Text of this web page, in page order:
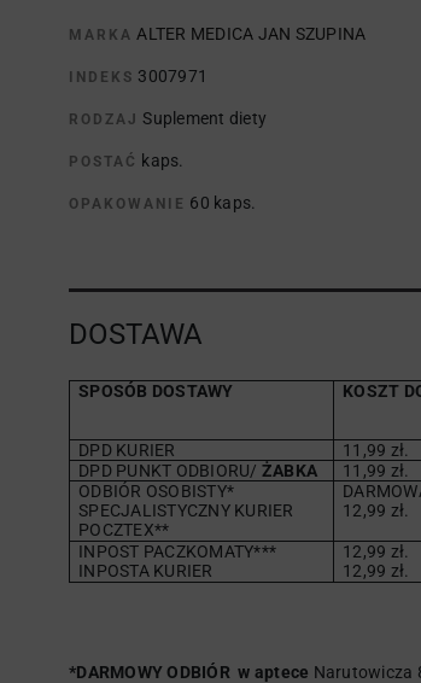
MARKA ALTER MEDICA JAN SZUPINA
INDEKS 3007971
RODZAJ Suplement diety
POSTAĆ kaps.
OPAKOWANIE 60 kaps.
DOSTAWA
SPOSÓB DOSTAWY KOSZT
DPD KURIER 11,99 zł.
DPD PUNKT ODBIORU/ ŻABKA 11,99 zł.
ODBIÓR OSOBISTY*
SPECJALISTYCZNY KURIER
POCZTEX**
12,99 zł.
INPOST PACZKOMATY***
INPOSTA KURIER
12,99 zł.
12,99 zł.
*DARMOWY ODBIÓR w aptece Narutowicza